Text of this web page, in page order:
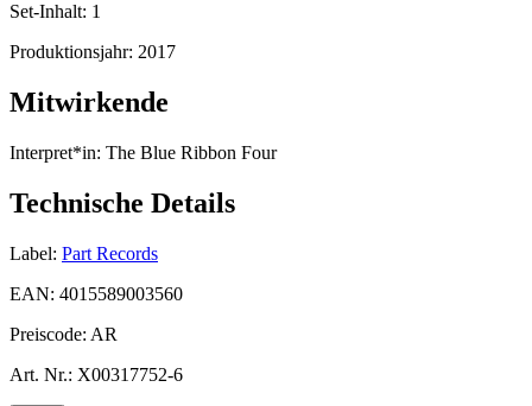
Set-Inhalt: 1
Produktionsjahr: 2017
Mitwirkende
Interpret*in: The Blue Ribbon Four
Technische Details
Label: Part Records
EAN: 4015589003560
Preiscode: AR
Art. Nr.: X00317752-6